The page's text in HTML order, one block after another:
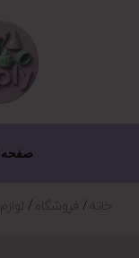
صفحه
خانه فروشگاه